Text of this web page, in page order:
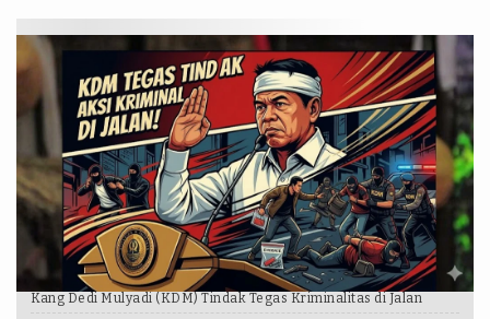
Kang Dedi Mulyadi (KDM) Tindak Tegas Kriminalitas di Jalan